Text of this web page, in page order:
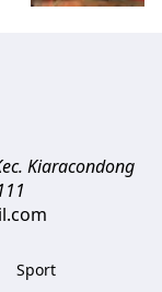
Kiaracondong
Sport